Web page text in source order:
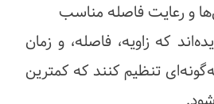
که زاویه، فاصله، و زمان
تنظیم کنند که کمترین